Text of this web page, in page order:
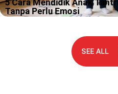
Tanpa Perlu Emosi
kelasnya. Kami paham, ada hari
SEE ALL